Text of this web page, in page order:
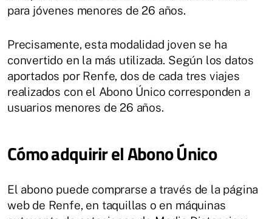
para jóvenes menores de 26 años.
Precisamente, esta modalidad joven se ha
convertido en la más utilizada. Según los datos
aportados por Renfe, dos de cada tres viajes
realizados con el Abono Único corresponden a
usuarios menores de 26 años.
Cómo adquirir el Abono Único
El abono puede comprarse a través de la página
web de Renfe, en taquillas o en máquinas